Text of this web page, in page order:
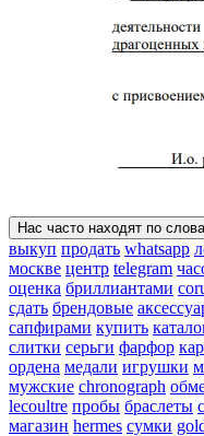
Нас часто находят по
выкуп продать whatsapp
москве центр telegram
оценка бриллиантами
сдать брендовые
сапфирами купить
слитки серьги фарфор
ордена медали игрушки
мужские chronograph
lecoultre пробы браслеты
магазин hermes сумки